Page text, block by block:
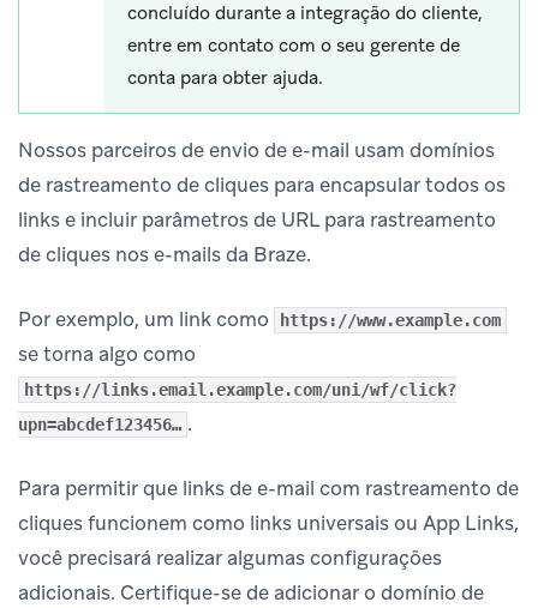
concluído durante a integração do cliente,
entre em contato com o seu gerente de
conta para obter ajuda.
Nossos parceiros de envio de e-mail usam domínios
de rastreamento de cliques para encapsular todos os
links e incluir parâmetros de URL para rastreamento
de cliques nos e-mails da Braze.
Por exemplo, um link como https://www.example.com
se torna algo como
https://links.email.example.com/uni/wf/click?
upn=abcdef123456… .
Para permitir que links de e-mail com rastreamento de
cliques funcionem como links universais ou App Links,
você precisará realizar algumas configurações
adicionais. Certifique-se de adicionar o domínio de